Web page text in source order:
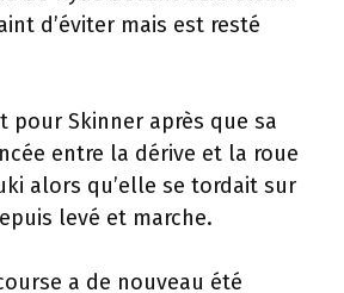
d’éviter mais est resté
pour Skinner après que sa
entre la dérive et la roue
alors qu’elle se tordait sur
levé et marche.
a de nouveau été